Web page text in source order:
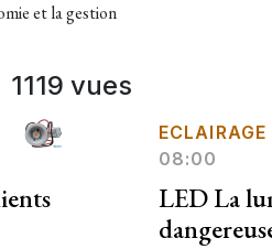
et la gestion
1119 vues
08:00
LED La